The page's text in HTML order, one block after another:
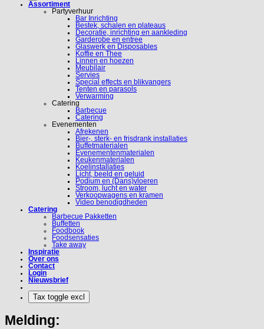
Assortiment
Partyverhuur
Bar Inrichting
Bestek, schalen en plateaus
Decoratie, inrichting en aankleding
Garderobe en entree
Glaswerk en Disposables
Koffie en Thee
Linnen en hoezen
Meubilair
Servies
Special effects en blikvangers
Tenten en parasols
Verwarming
Catering
Barbecue
Catering
Evenementen
Afrekenen
Bier-, sterk- en frisdrank installaties
Buffetmaterialen
Evenementenmaterialen
Keukenmaterialen
Koelinstallaties
Licht, beeld en geluid
Podium en (Dans)vloeren
Stroom, lucht en water
Verkoopwagens en kramen
Video benodigdheden
Catering
Barbecue Pakketten
Buffetten
Foodbook
Foodsensaties
Take away
Inspiratie
Over ons
Contact
Login
Nieuwsbrief
Melding: